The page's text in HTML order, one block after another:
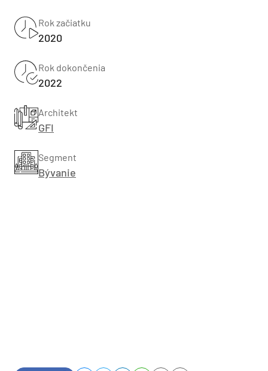
Rok začiatku
2020
Rok dokončenia
2022
Architekt
GFI
Segment
Bývanie